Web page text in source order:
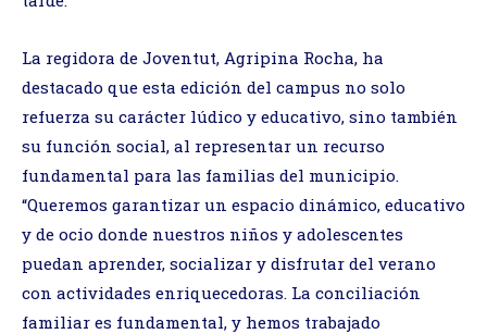
La regidora de Joventut, Agripina Rocha, ha
destacado que esta edición del campus no solo
refuerza su carácter lúdico y educativo, sino también
su función social, al representar un recurso
fundamental para las familias del municipio.
“Queremos garantizar un espacio dinámico, educativo
y de ocio donde nuestros niños y adolescentes
puedan aprender, socializar y disfrutar del verano
con actividades enriquecedoras. La conciliación
familiar es fundamental, y hemos trabajado